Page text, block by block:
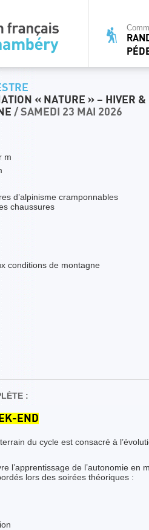
« NATURE » – HIVER
/ SAMEDI 23 MAI 2026
m
d’alpinisme cramponnables
chaussures
conditions de montagne
:
END
du cycle est consacré à
l’apprentissage de l’autonomie en
lors des soirées théoriques :